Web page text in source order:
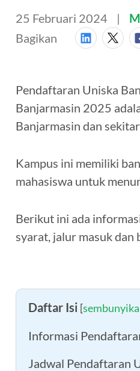
25 Februari 2024
Bagikan
Pendaftaran Uniska
Banjarmasin 2025
Banjarmasin dan
Kampus ini memiliki
mahasiswa untuk
Berikut ini ada
syarat, jalur masuk dan
Daftar Isi [
Informasi
Jadwal Pendaftaran